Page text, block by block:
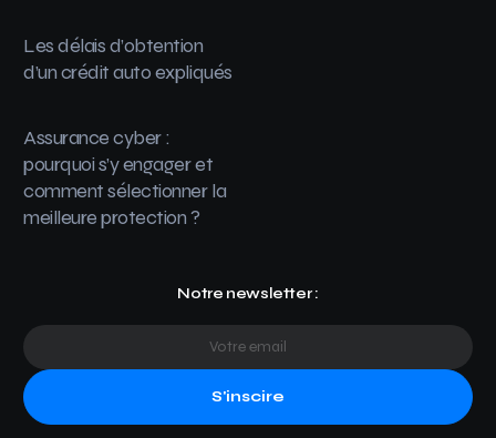
Les délais d’obtention
d’un crédit auto expliqués
Assurance cyber :
pourquoi s’y engager et
comment sélectionner la
meilleure protection ?
Notre newsletter :
S'inscire